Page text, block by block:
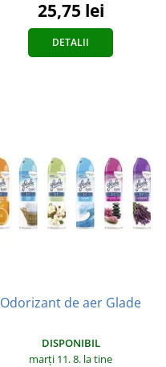
25,75 lei
DETALII
Odorizant de aer Glade
DISPONIBIL
marți 11. 8. la tine